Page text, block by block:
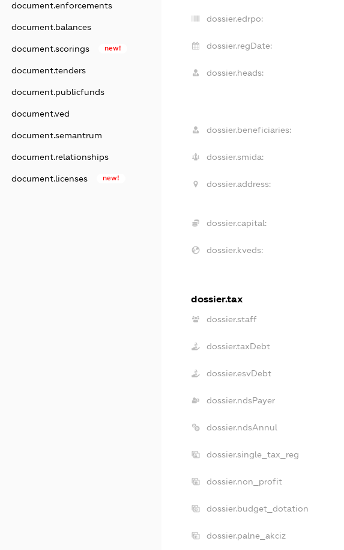
document.enforcements
document.balances
document.scorings new!
document.tenders
document.publicfunds
document.ved
document.semantrum
document.relationships
document.licenses new!
dossier.edrpo:
dossier.regDate:
dossier.heads:
dossier.beneficiaries:
dossier.smida:
dossier.address:
dossier.capital:
dossier.kveds:
dossier.tax
dossier.staff
dossier.taxDebt
dossier.esvDebt
dossier.ndsPayer
dossier.ndsAnnul
dossier.single_tax_reg
dossier.non_profit
dossier.budget_dotation
dossier.palne_akciz